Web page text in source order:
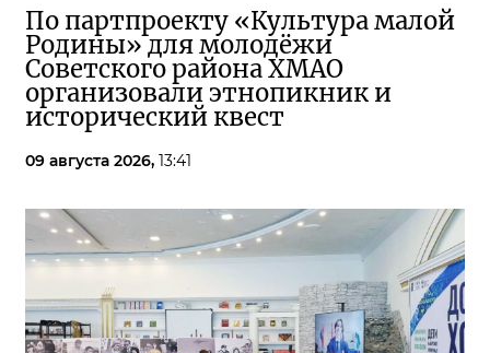
По партпроекту «Культура малой
Родины» для молодёжи
Советского района ХМАО
организовали этнопикник и
исторический квест
09 августа 2026, 13:41